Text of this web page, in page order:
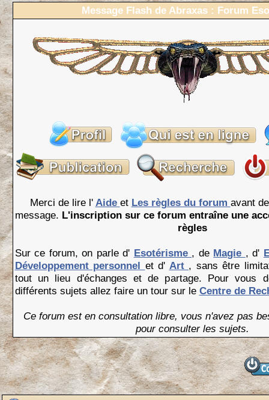
Message Flash de Abraxas : Forum
Merci de lire l' Aide et Les règles du forum avant
message. L'inscription sur ce forum entraîne une
règles
Sur ce forum, on parle d' Esotérisme , de Magie , d'
Développement personnel et d' Art , sans être
tout un lieu d'échanges et de partage. Pour vous
différents sujets allez faire un tour sur le Centre de
Ce forum est en consultation libre, vous n'avez pas
pour consulter les sujets.